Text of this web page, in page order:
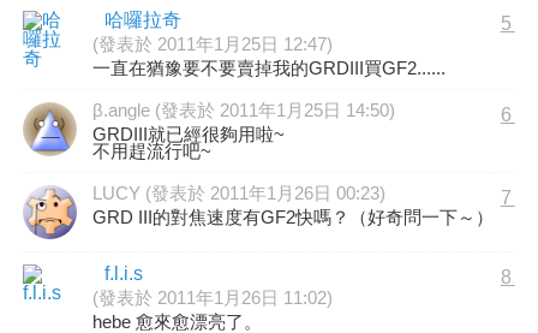
哈囉拉奇
(發表於 2011年1月25日 12:47)
5
一直在猶豫要不要賣掉我的GRDIII買GF2......
β.angle (發表於 2011年1月25日 14:50) 6
GRDIII就已經很夠用啦~
不用趕流行吧~
LUCY (發表於 2011年1月26日 00:23) 7
GRD III的對焦速度有GF2快嗎？（好奇問一下～）
f.l.i.s
(發表於 2011年1月26日 11:02)
8
hebe 愈來愈漂亮了。